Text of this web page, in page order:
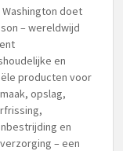
Washington doet
– wereldwijd
en
producten voor
opslag,
en
– een